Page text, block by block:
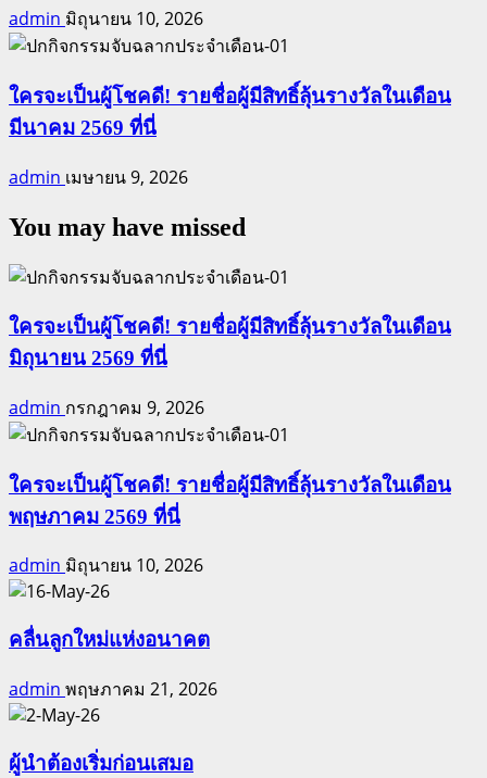
admin มิถุนายน 10, 2026
ใครจะเป็นผู้โชคดี! รายชื่อผู้มีสิทธิ์ลุ้นรางวัลในเดือน
มีนาคม 2569 ที่นี่
admin เมษายน 9, 2026
You may have missed
ใครจะเป็นผู้โชคดี! รายชื่อผู้มีสิทธิ์ลุ้นรางวัลในเดือน
มิถุนายน 2569 ที่นี่
admin กรกฎาคม 9, 2026
ใครจะเป็นผู้โชคดี! รายชื่อผู้มีสิทธิ์ลุ้นรางวัลในเดือน
พฤษภาคม 2569 ที่นี่
admin มิถุนายน 10, 2026
คลื่นลูกใหม่แห่งอนาคต
admin พฤษภาคม 21, 2026
ผู้นำต้องเริ่มก่อนเสมอ